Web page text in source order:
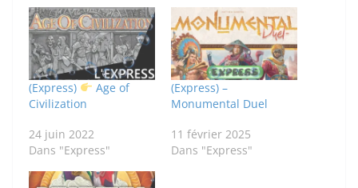
(Express)
Age of
Civilization
24 juin 2022
Dans "Express"
(Express) –
Monumental Duel
11 février 2025
Dans "Express"